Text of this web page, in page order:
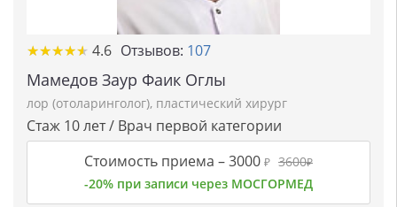
★★★★★
★★★★★ 4.6 Отзывов: 107
Мамедов Заур Фаик Оглы
лор (отоларинголог), пластический хирург
Стаж 10 лет / Врач первой категории
Стоимость приема –3000 ₽ 3600₽
-20% при записи через МОСГОРМЕД